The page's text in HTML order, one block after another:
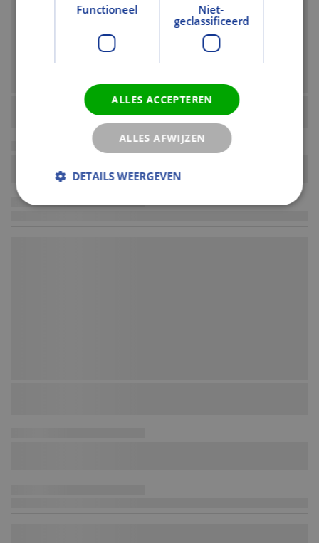
Functioneel
Niet-
geclassificeerd
ALLES ACCEPTEREN
ALLES AFWIJZEN
DETAILS WEERGEVEN